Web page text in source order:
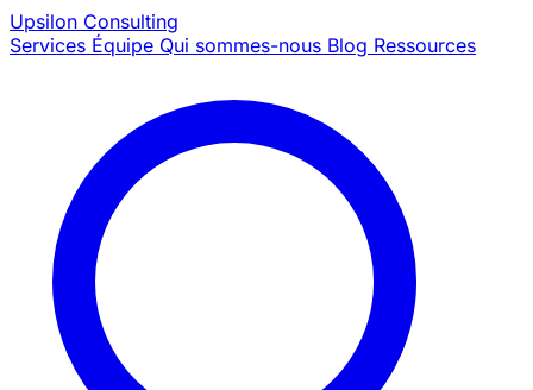
Upsilon Consulting
Services Équipe Qui sommes-nous Blog Ressources